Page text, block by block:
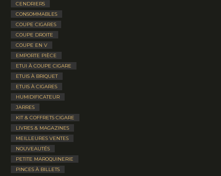
CENDRIERS
CONSOMMABLES
COUPE CIGARES
COUPE DROITE
COUPE EN V
EMPORTE PIÈCE
ETUI À COUPE CIGARE
ETUIS À BRIQUET
ETUIS À CIGARES
HUMIDIFICATEUR
JARRES
KIT & COFFRETS CIGARE
LIVRES & MAGAZINES
MEILLEURES VENTES
NOUVEAUTÉS
PETITE MAROQUINERIE
PINCES À BILLETS